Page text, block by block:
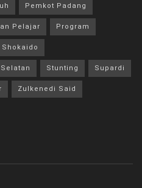
Pemkot Padang
Pelajar Program
Shokaido
Stunting Supardi
Zulkenedi Said